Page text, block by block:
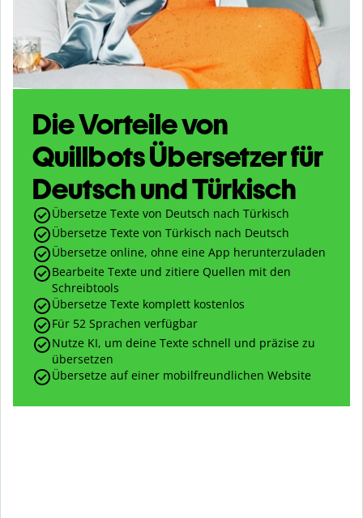
Die Vorteile von
Quillbots Übersetzer für
Deutsch und Türkisch
Übersetze Texte von Deutsch nach Türkisch
Übersetze Texte von Türkisch nach Deutsch
Übersetze online, ohne eine App herunterzuladen
Bearbeite Texte und zitiere Quellen mit den
Schreibtools
Übersetze Texte komplett kostenlos
Für 52 Sprachen verfügbar
Nutze KI, um deine Texte schnell und präzise zu
übersetzen
Übersetze auf einer mobilfreundlichen Website